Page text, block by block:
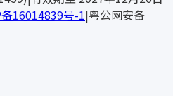
16014839号-1|粤公网安备